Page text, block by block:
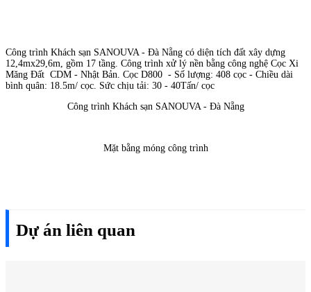
Công trình Khách sạn SANOUVA - Đà Nẵng có diện tích đất xây dựng
12,4mx29,6m, gồm 17 tầng. Công trình xử lý nền bằng công nghệ Cọc Xi
Măng Đất CDM - Nhật Bản. Cọc D800 - Số lượng: 408 cọc - Chiều dài
bình quân: 18.5m/ cọc. Sức chịu tải: 30 - 40Tấn/ cọc
Công trình Khách sạn SANOUVA - Đà Nẵng
Mặt bằng móng công trình
Dự án liên quan